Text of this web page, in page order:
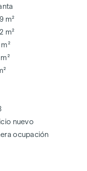
m²
m²
nuevo
ocupación